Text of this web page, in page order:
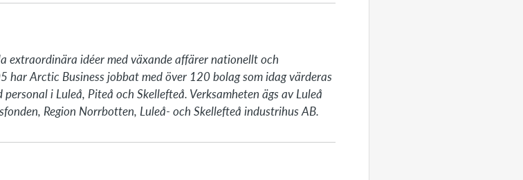
extraordinära idéer med växande affärer nationellt och
Arctic Business jobbat med över 120 bolag som idag värderas
i Luleå, Piteå och Skellefteå. Verksamheten ägs av Luleå
Region Norrbotten, Luleå- och Skellefteå industrihus AB.